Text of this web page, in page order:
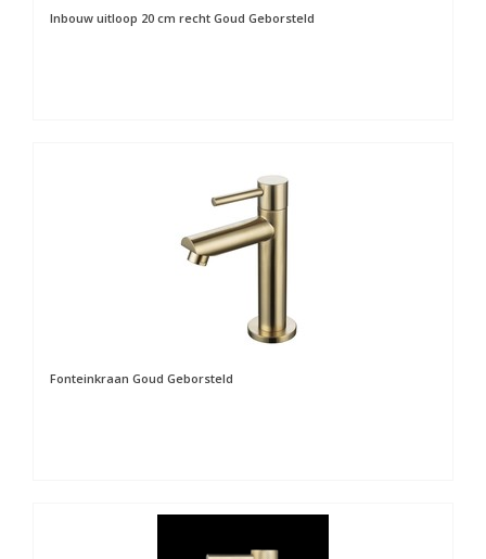
Inbouw uitloop 20 cm recht Goud Geborsteld
Fonteinkraan Goud Geborsteld